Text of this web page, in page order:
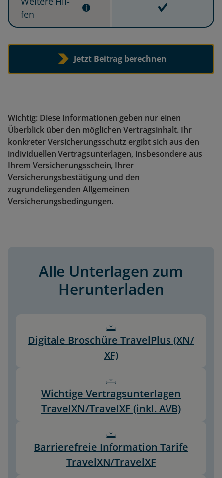
fen
Inbegriffen
Jetzt Beitrag berechnen
Wichtig: Diese Informationen geben nur einen
Überblick über den möglichen Vertragsinhalt. Ihr
konkreter Versicherungsschutz ergibt sich aus den
individuellen Vertragsunterlagen, insbesondere aus
Ihrem Versicherungsschein, Ihrer
Versicherungsbestätigung und den
zugrundeliegenden Allgemeinen
Versicherungsbedingungen.
Alle Unterlagen zum
Herunterladen
Digitale Broschüre TravelPlus (XN/
XF)
Wichtige Vertragsunterlagen
TravelXN/TravelXF (inkl. AVB)
Barrierefreie Information Tarife
TravelXN/TravelXF